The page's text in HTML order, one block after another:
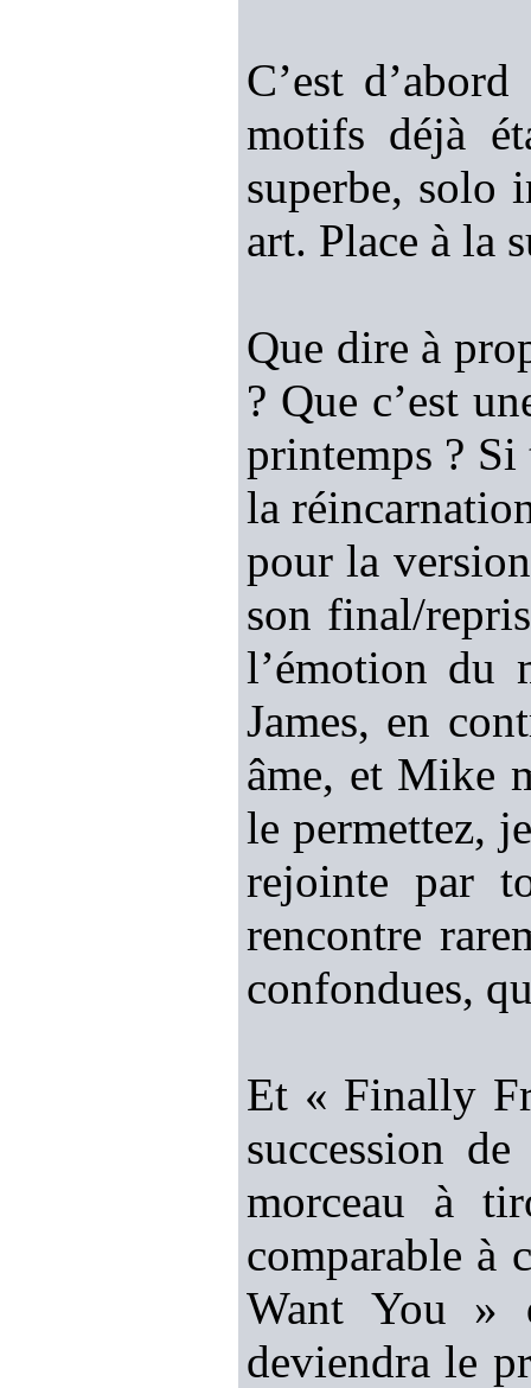
C’est
motifs déjà
superbe, solo
art. Place à la
Que dire à
? Que c’est
printemps ? Si
la
pour la
son final/
l’émotion du
James, en
âme, et Mike
le permettez,
rejointe par
rencontre
confondues,
Et « Finally
succession
morceau à
comparable à
Want You »
deviendra le